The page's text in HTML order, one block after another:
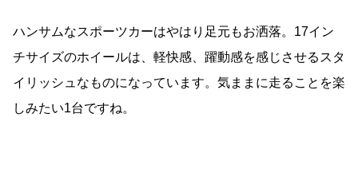
ハンサムなスポーツカーはやはり足元もお洒落。17イン
チサイズのホイールは、軽快感、躍動感を感じさせるスタ
イリッシュなものになっています。気ままに走ることを楽
しみたい1台ですね。